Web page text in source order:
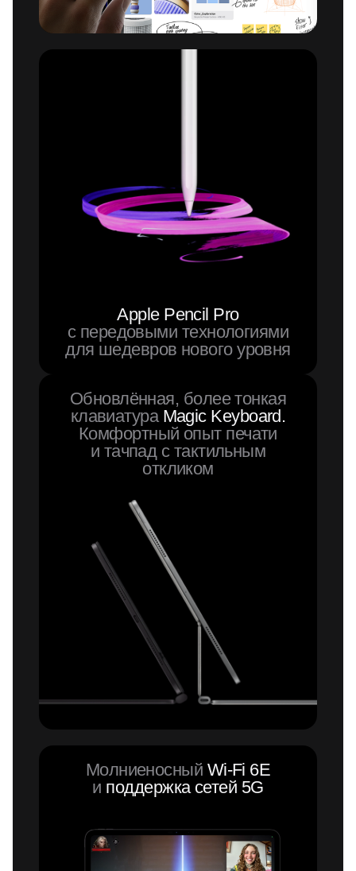
Apple Pencil Pro
с передовыми технологиями
для шедевров нового уровня
Обновлённая, более тонкая
клавиатураMagic Keyboard.
Комфортный опыт печати
и тачпад с тактильным
откликом
Молниеносный Wi-Fi 6E
и поддержка сетей 5G